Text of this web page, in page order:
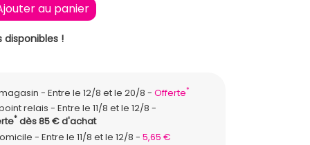
au panier
disponibles !
Entre le 12/8 et le 20/8 Offerte*
relais
Entre le 11/8 et le 12/8
*dès 85 € d'achat
Entre le 11/8 et le 12/8
5,65 €